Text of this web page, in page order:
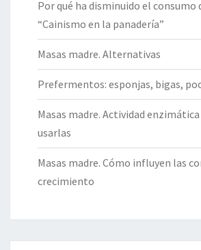
Por qué ha disminuido el consumo
“Cainismo en la panadería”
Masas madre. Alternativas
Prefermentos: esponjas, bigas,
Masas madre. Actividad
usarlas
Masas madre. Cómo influyen las
crecimiento